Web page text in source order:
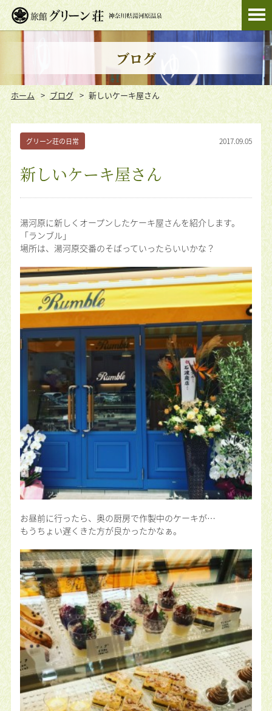
ブログ
ホーム ブログ 新しいケーキ屋さん
グリーン荘の日常 2017.09.05
新しいケーキ屋さん
湯河原に新しくオープンしたケーキ屋さんを紹介します。
「ランブル」
場所は、湯河原交番のそばっていったらいいかな？
お昼前に行ったら、奥の厨房で作製中のケーキが…
もうちょい遅くきた方が良かったかなぁ。